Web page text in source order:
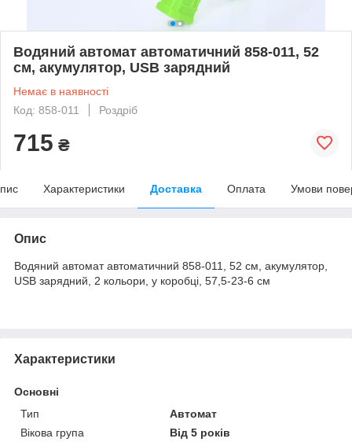
Водяний автомат автоматичний 858-011, 52
см, акумулятор, USB зарядний
Немає в наявності
Код: 858-011
Роздріб
715 ₴
Характеристики Доставка Оплата Умови
Опис
Водяний автомат автоматичний 858-011, 52 см, акумулятор,
USB зарядний, 2 кольори, у коробці, 57,5-23-6 см
Характеристики
Основні
Тип
Автомат
Вікова група
Від 5 років